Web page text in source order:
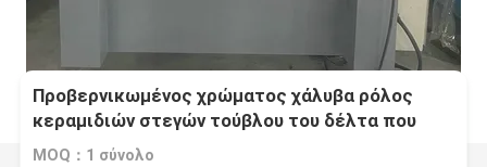
Προβερνικωμένος χρώματος χάλυβα ρόλος
κεραμιδιών στεγών τούβλου του δέλτα που
διαμορφώνει τη μηχανή αυτόματη
MOQ：1 σύνολο